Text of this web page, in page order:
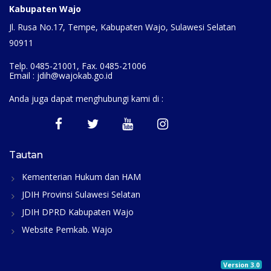
Kabupaten Wajo
Jl. Rusa No.17, Tempe, Kabupaten Wajo, Sulawesi Selatan
90911
Telp. 0485-21001, Fax. 0485-21006
Email : jdih@wajokab.go.id
Anda juga dapat menghubungi kami di :
Tautan
Kementerian Hukum dan HAM
JDIH Provinsi Sulawesi Selatan
JDIH DPRD Kabupaten Wajo
Website Pemkab. Wajo
Version 3.0